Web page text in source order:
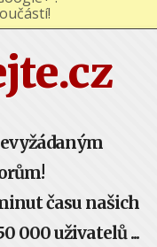
času našich
000 uživatelů ...
!